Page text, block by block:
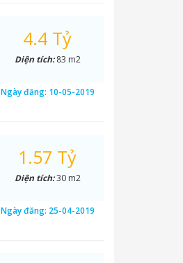
4.4 Tỷ
Diện tích:83 m2
Ngày đăng: 10-05-2019
1.57 Tỷ
Diện tích:30 m2
Ngày đăng: 25-04-2019